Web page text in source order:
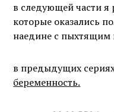
в следующей части я
которые оказались
наедине с пыхтящим
в предыдущих
беременность.